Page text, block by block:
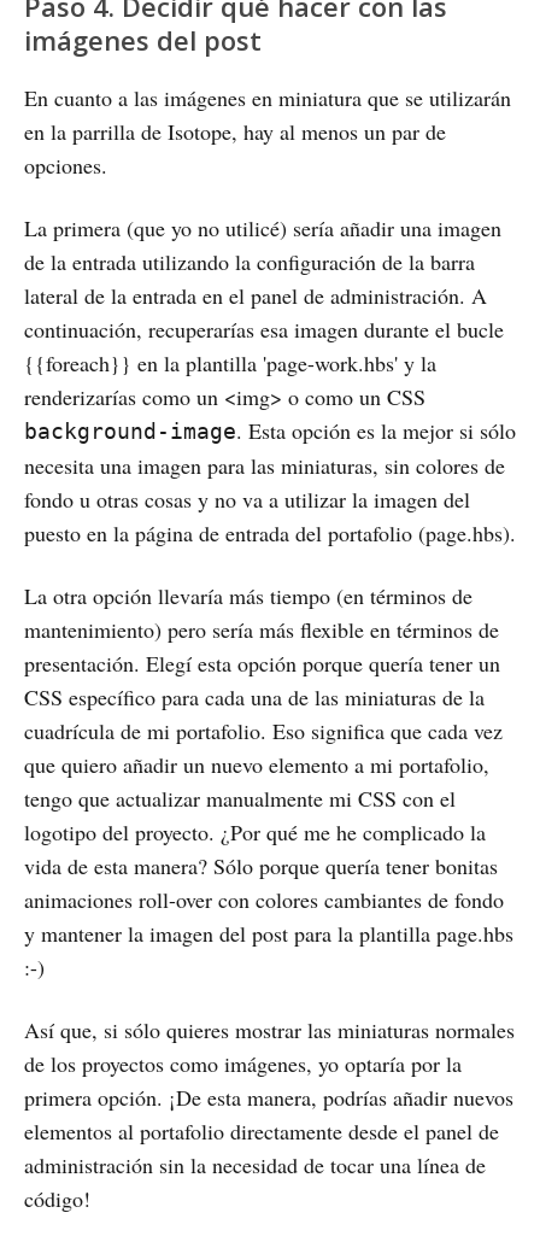
imágenes del post
En cuanto a las imágenes en miniatura que se utilizarán
en la parrilla de Isotope, hay al menos un par de
opciones.
La primera (que yo no utilicé) sería añadir una imagen
de la entrada utilizando la configuración de la barra
lateral de la entrada en el panel de administración. A
continuación, recuperarías esa imagen durante el bucle
{{foreach}} en la plantilla 'page-work.hbs' y la
renderizarías como un <img> o como un CSS
background-image. Esta opción es la mejor si sólo
necesita una imagen para las miniaturas, sin colores de
fondo u otras cosas y no va a utilizar la imagen del
puesto en la página de entrada del portafolio (page.hbs).
La otra opción llevaría más tiempo (en términos de
mantenimiento) pero sería más flexible en términos de
presentación. Elegí esta opción porque quería tener un
CSS específico para cada una de las miniaturas de la
cuadrícula de mi portafolio. Eso significa que cada vez
que quiero añadir un nuevo elemento a mi portafolio,
tengo que actualizar manualmente mi CSS con el
logotipo del proyecto. ¿Por qué me he complicado la
vida de esta manera? Sólo porque quería tener bonitas
animaciones roll-over con colores cambiantes de fondo
y mantener la imagen del post para la plantilla page.hbs
:-)
Así que, si sólo quieres mostrar las miniaturas normales
de los proyectos como imágenes, yo optaría por la
primera opción. ¡De esta manera, podrías añadir nuevos
elementos al portafolio directamente desde el panel de
administración sin la necesidad de tocar una línea de
código!